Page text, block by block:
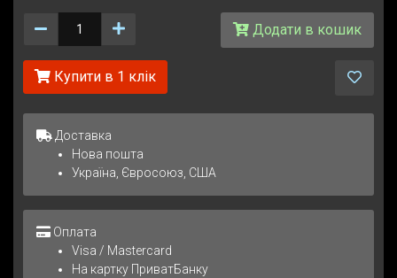
Количество
Додати в кошик
Купити в 1 клік
Доставка
Нова пошта
Україна, Євросоюз, США
Оплата
Visa / Mastercard
На картку ПриватБанку